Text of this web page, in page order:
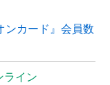
ンカード』会員数
ライン